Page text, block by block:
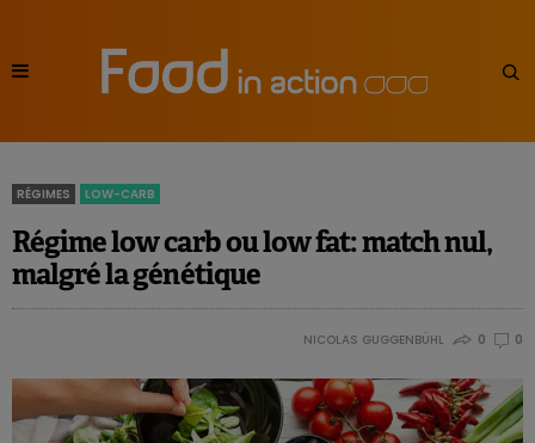
RÉGIMES LOW-CARB
Régime low carb ou low fat: match nul,
malgré la génétique
NICOLAS GUGGENBÜHL 0 0